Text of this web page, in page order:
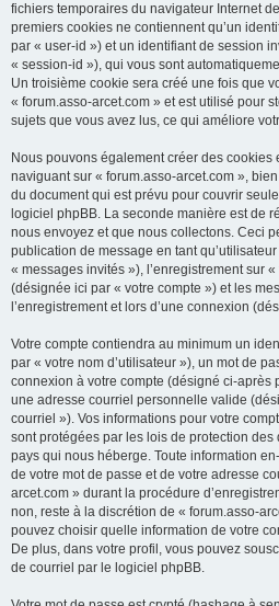
fichiers temporaires du navigateur Internet
premiers cookies ne contiennent qu’un
par « user-id ») et un identifiant de session
« session-id »), qui vous sont
Un troisième cookie sera créé une fois que
« forum.asso-arcet.com » et est utilisé pour
sujets que vous avez lus, ce qui améliore
Nous pouvons également créer des
naviguant sur « forum.asso-arcet.com »,
du document qui est prévu pour couvrir
logiciel phpBB. La seconde manière est de
nous envoyez et que nous collectons. Ceci
publication de message en tant
« messages invités »), l’enregistrement sur
(désignée ici par « votre compte ») et les
l’enregistrement et lors d’une connexion
Votre compte contiendra au minimum un
par « votre nom d’utilisateur »), un mot de
connexion à votre compte (désigné ci-après
une adresse courriel personnelle valide
courriel »). Vos informations pour votre
sont protégées par les lois de protection
pays qui nous héberge. Toute information
de votre mot de passe et de votre adresse
arcet.com » durant la procédure
non, reste à la discrétion de « forum.asso-
pouvez choisir quelle information de votre
De plus, dans votre profil, vous pouvez
de courriel par le logiciel phpBB.